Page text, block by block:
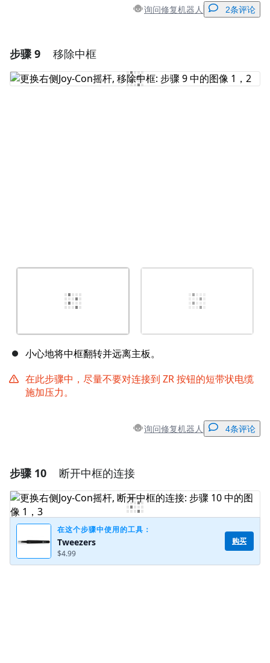
询问修复机器人 2条评论
添加评论
步骤 9 移除中框
小心地将中框翻转并远离主板。
在此步骤中，尽量不要对连接到 ZR 按钮的短带状电缆
施加压力。
询问修复机器人 4条评论
添加一条评论
添加评论
步骤 10 断开中框的连接
在这个步骤中使用的工具：
Tweezers
$4.99
购买